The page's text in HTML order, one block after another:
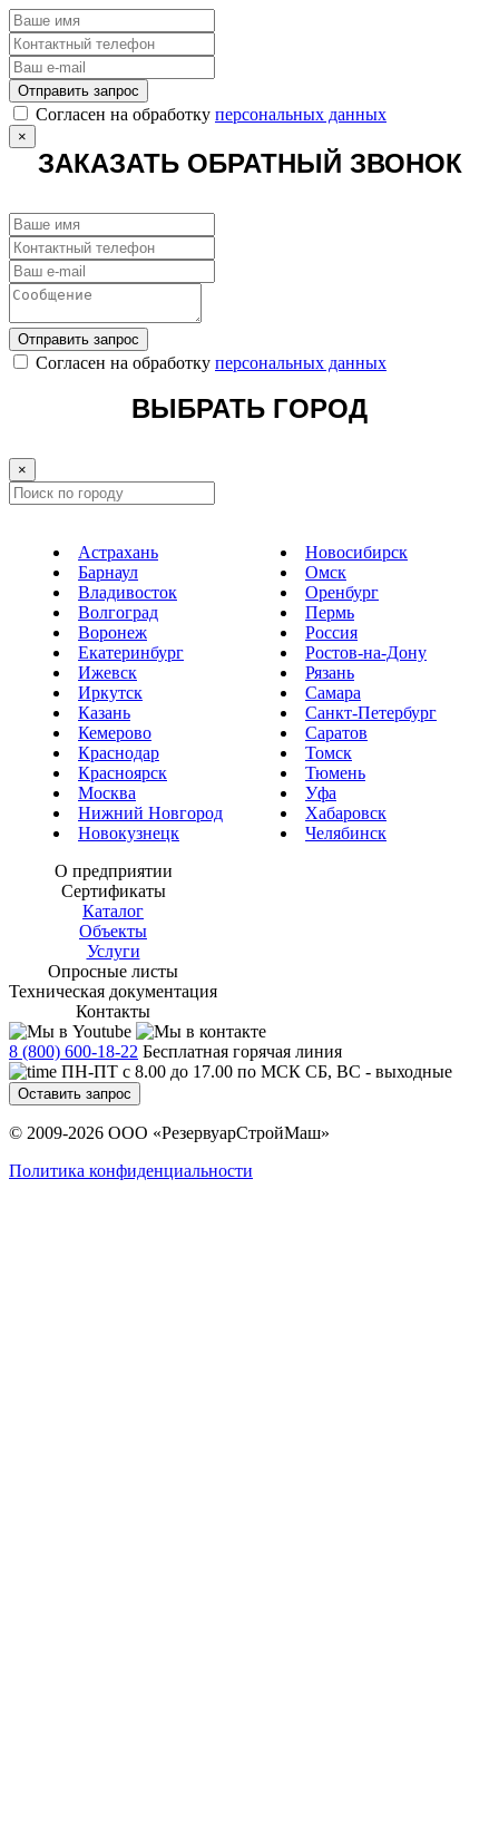
Отправить запрос
Cогласен на обработку персональных данных
×
ЗАКАЗАТЬ ОБРАТНЫЙ ЗВОНОК
Отправить запрос
Cогласен на обработку персональных данных
ВЫБРАТЬ ГОРОД
×
Астрахань
Барнаул
Владивосток
Волгоград
Воронеж
Екатеринбург
Ижевск
Иркутск
Казань
Кемерово
Краснодар
Красноярск
Москва
Нижний Новгород
Новокузнецк
Новосибирск
Омск
Оренбург
Пермь
Россия
Ростов-на-Дону
Рязань
Самара
Санкт-Петербург
Саратов
Томск
Тюмень
Уфа
Хабаровск
Челябинск
О предприятии
Сертификаты
Каталог
Объекты
Услуги
Опросные листы
Техническая документация
Контакты
8 (800) 600-18-22 Бесплатная горячая линия
ПН-ПТ с 8.00 до 17.00 по МСК СБ, ВС - выходные
Оставить запрос
© 2009-2026 ООО «РезервуарСтройМаш»
Политика конфиденциальности